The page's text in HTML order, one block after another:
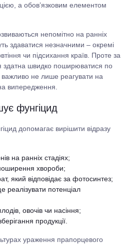
а обов’язковим елементом
непомітно на ранніх
здаватися незначними – окремі
чи підсихання країв. Проте за
здатна швидко поширюватися по
не лише реагувати на
випередження.
фунгіцид
допомагає вирішити відразу
на ранніх стадіях;
хвороби;
який відповідає за фотосинтез;
реалізувати потенціал
овочів чи насіння;
продукції.
ураження прапорцевого